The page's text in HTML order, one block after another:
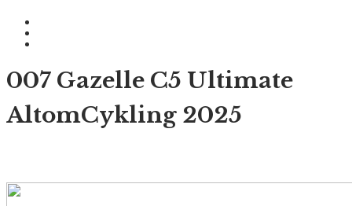
007 Gazelle C5 Ultimate
AltomCykling 2025